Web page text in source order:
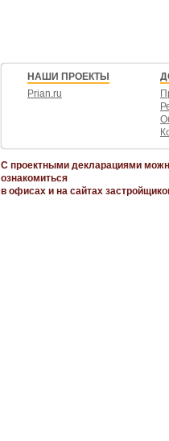
НАШИ ПРОЕКТЫ
Prian.ru
С проектными декларациями
ознакомиться
в офисах и на сайтах